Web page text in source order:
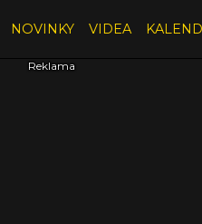
NOVINKY VIDEA